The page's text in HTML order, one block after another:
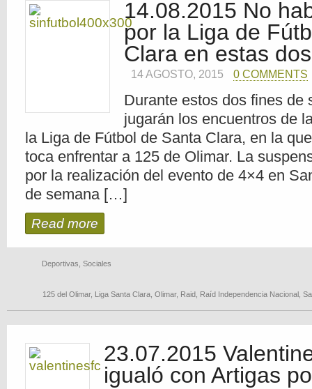
14.08.2015 No
por la Liga de
Clara en estas
14 AGOSTO, 2015 0 COMMENTS
Durante estos dos fines de
jugarán los encuentros de
la Liga de Fútbol de Santa Clara, en la
toca enfrentar a 125 de Olimar. La
por la realización del evento de 4×4 en
de semana […]
Read more
Deportivas Sociales
125 del Olimar, Liga Santa Clara Olimar, Raid Raíd Independencia Nacional
23.07.2015
igualó con Artigas